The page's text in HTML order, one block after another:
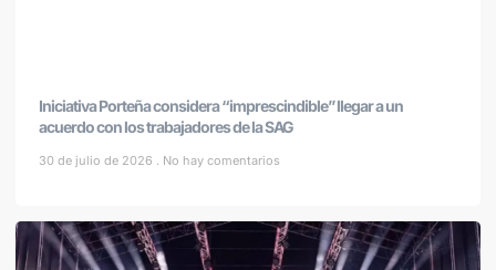
Iniciativa Porteña considera “imprescindible” llegar a un
acuerdo con los trabajadores de la SAG
30 de julio de 2026 No hay comentarios